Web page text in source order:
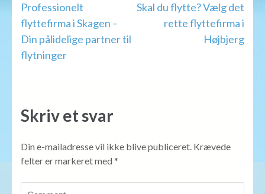
Indlægsnavigation
Professionelt
flyttefirma i Skagen –
Din pålidelige partner til
flytninger
Skal du flytte? Vælg det
rette flyttefirma i
Højbjerg
Skriv et svar
Din e-mailadresse vil ikke blive publiceret. Krævede
felter er markeret med *